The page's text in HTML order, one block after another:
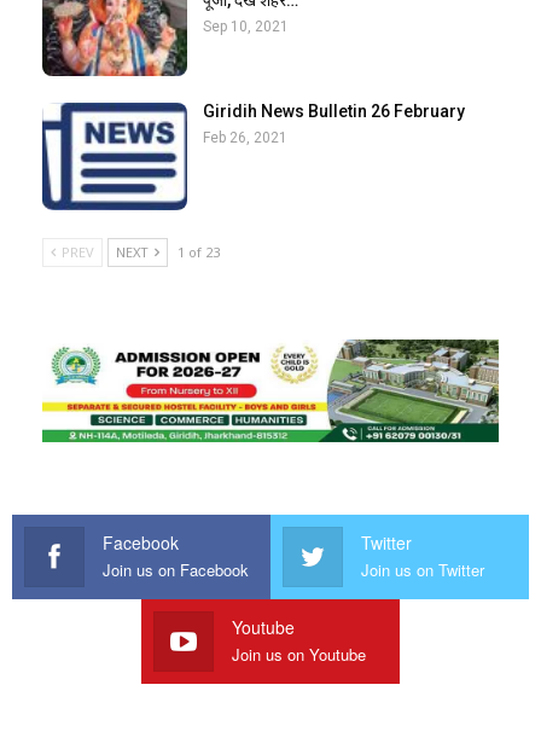
Sep 10, 2021
Giridih News Bulletin 26 February
Feb 26, 2021
PREV NEXT 1 of 23
Facebook
Join us on Facebook
Twitter
Join us on Twitter
Youtube
Join us on Youtube